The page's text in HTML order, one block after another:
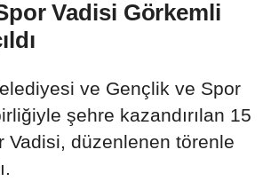
Vadisi Görkemli
ve Gençlik ve Spor
şehre kazandırılan 15
Vadisi, düzenlenen törenle